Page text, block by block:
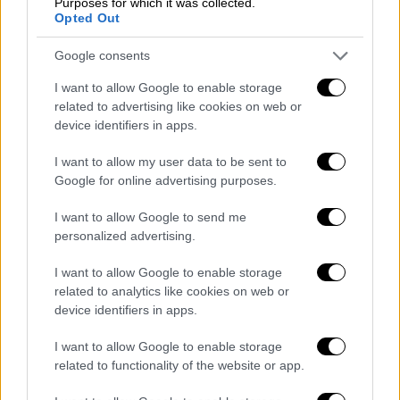
Opted Out
Google consents
I want to allow Google to enable storage
related to advertising like cookies on web or
device identifiers in apps.
I want to allow my user data to be sent to
Google for online advertising purposes.
I want to allow Google to send me
personalized advertising.
I want to allow Google to enable storage
related to analytics like cookies on web or
device identifiers in apps.
I want to allow Google to enable storage
related to functionality of the website or app.
Δρούζοι άμαχοι «εκτελέστηκαν» επί τόπου
από τις κυβερνητικές δυνάμεις, αφού
«επιτέθηκαν και κατέλαβαν» ένα πανδοχείο.
Ένα βίντεο, μη επαληθευμένο, που
κυκλοφορεί στο διαδίκτυο δείχνει
τουλάχιστον 10 αιμόφυρτους ανθρώπους, με
πολιτικά, μέσα στο πανδοχείο και ορισμένοι
από αυτούς κείτονται στο έδαφος.
Η ΜΚΟ πρόσθεσε ότι μιαένοπλη ομάδαπου
συνδέεται με τις κυβερνητικές δυνάμεις
εκτέλεσε «τέσσερις Δρούζους πολίτες,
μεταξύ των οποίων και μία γυναίκα» σε ένα
γειτονικό χωριό ενώ μια άλλη ομάδα
σκότωσε τρεις άνδρες, μπροστά στα μάτια
της μητέρας τους, κοντά σε έναν κυκλικό
κόμβο, στα βόρεια της Σουέιντα.